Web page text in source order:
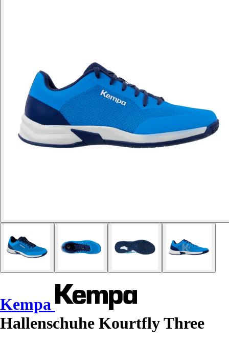
Kempa
Hallenschuhe Kourtfly Three